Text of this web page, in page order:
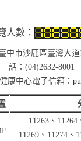
人數：
中市沙鹿區臺灣大
話：(04)2632-8001
康中心電子信箱：
11263、11264
11269、11274、